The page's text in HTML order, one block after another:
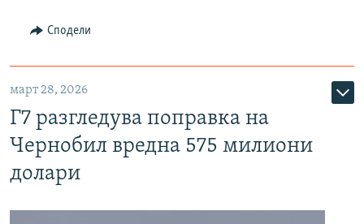
Сподели
март 28, 2026
Г7 разгледува поправка на
Чернобил вредна 575 милиони
долари